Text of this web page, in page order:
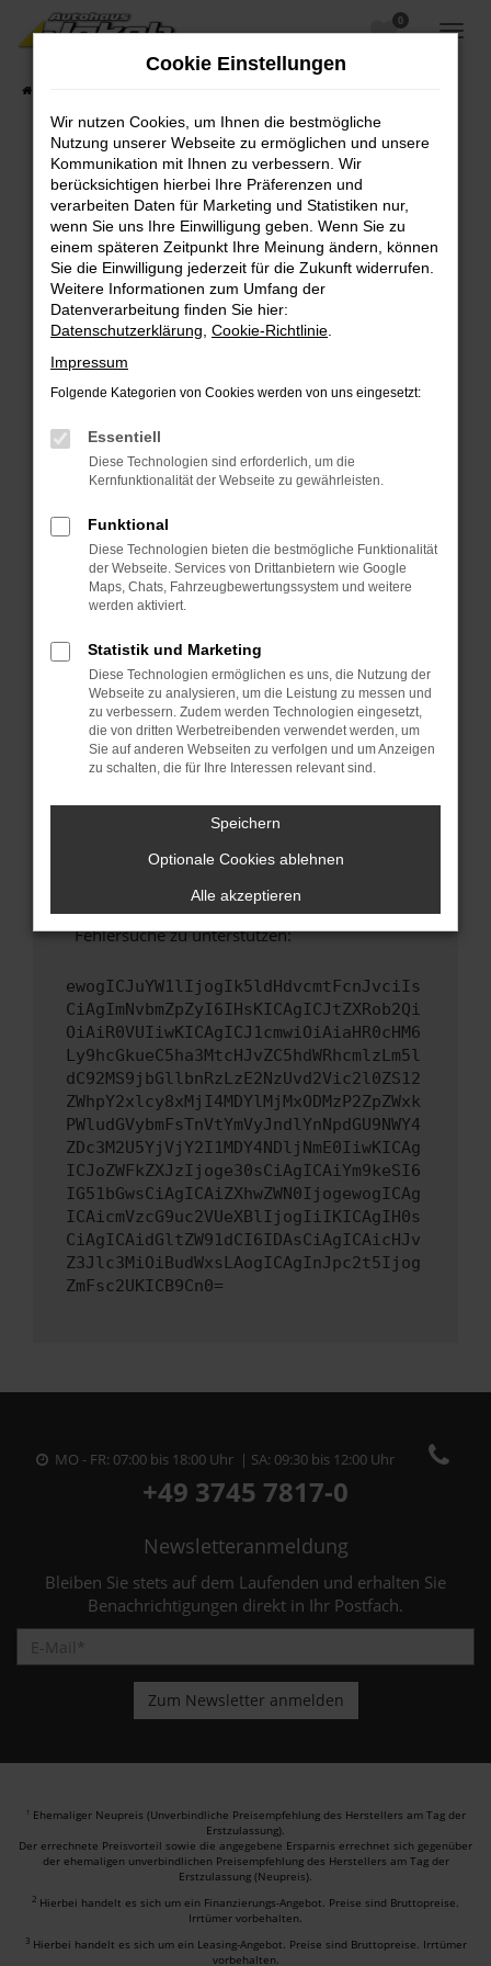
Zum
Hauptinhalt
0
Fehler: Network Error
Beim Laden ist ein Fehler aufgetreten.
Hier sind ein paar Tipps, die dir helfen können:
Überprüfe deine Firewall und deine
Internetverbindung.
Laden andere Webseiten, zum Beispiel deine
Suchmaschine?
Prüfe deine Browsererweiterungen.
Manche Erweiterungen, wie Werbeblocker,
können das Laden bestimmter Seiten
verhindern. Funktioniert die Seite in einem
Fenster?
Starte dein Gerät neu.
Das kann manchmal helfen, vorübergehende
Probleme zu beheben.
Betriebssystem auf dem neuesten Stand
sind.
Veraltete Software birgt nicht nur ein
Sicherheitsrisiko, sondern kann auch dazu
führen, dass bestimmte Funktionen nicht mehr
unterstützt werden.
Wende dich an den Webseitenbetreiber.
Wenn du alle oben genannten Schritte versucht
hast, kontaktiere uns bitte. Wir werden
versuchen, das Problem zu beheben. Du kannst
uns diesen Text schicken, um uns bei der
Fehlersuche zu unterstützen:
ewogICJuYW1lIjogIk5ldHdvcmtFcnJvciIs
CiAgImNvbmZpZyI6IHsKICAgICJtZXRob2Qi
OiAiR0VUIiwKICAgICJ1cmwiOiAiaHR0cHM6
Ly9hcGkueC5ha3MtcHJvZC5hdWRhcmlzLm5l
dC92MS9jbGllbnRzLzE2NzUvd2Vic2l0ZS12
ZWhpY2xlcy8xMjI4MDYlMjMxODMzP2ZpZWxk
PWludGVybmFsTnVtYmVyJndlYnNpdGU9NWY4
ZDc3M2U5YjVjY2I1MDY4NDljNmE0IiwKICAg
ICJoZWFkZXJzIjoge30sCiAgICAiYm9keSI6
IG51bGwsCiAgICAiZXhwZWN0IjogewogICAg
ICAicmVzcG9uc2VUeXBlIjogIiIKICAgIH0s
CiAgICAidGltZW91dCI6IDAsCiAgICAicHJv
Z3Jlc3MiOiBudWxsLAogICAgInJpc2t5Ijog
ZmFsc2UKICB9Cn0=
MO - FR: 07:00 bis 18:00 Uhr | SA: 09:30 bis 12:00 Uhr
+49 3745 7817-0
Newsletteranmeldung
Bleiben Sie stets auf dem Laufenden und erhalten Sie
Benachrichtigungen direkt in Ihr Postfach.
1 Ehemaliger Neupreis (Unverbindliche Preisempfehlung des Herstellers am Tag der
Erstzulassung).
Der errechnete Preisvorteil sowie die angegebene Ersparnis errechnet sich gegenüber
der ehemaligen unverbindlichen Preisempfehlung des Herstellers am Tag der
Erstzulassung (Neupreis).
2 Hierbei handelt es sich um ein Finanzierungs-Angebot. Preise sind Bruttopreise.
Irrtümer vorbehalten.
3 Hierbei handelt es sich um ein Leasing-Angebot. Preise sind Bruttopreise. Irrtümer
vorbehalten.
Cookie Einstellungen
Wir nutzen Cookies, um Ihnen die bestmögliche
Nutzung unserer Webseite zu ermöglichen und unsere
Kommunikation mit Ihnen zu verbessern. Wir
berücksichtigen hierbei Ihre Präferenzen und
verarbeiten Daten für Marketing und Statistiken nur,
wenn Sie uns Ihre Einwilligung geben. Wenn Sie zu
einem späteren Zeitpunkt Ihre Meinung ändern, können
Sie die Einwilligung jederzeit für die Zukunft widerrufen.
Weitere Informationen zum Umfang der
Datenverarbeitung finden Sie hier:
Datenschutzerklärung Cookie-Richtlinie
Impressum
Folgende Kategorien von Cookies werden von uns eingesetzt:
Essentiell
Diese Technologien sind erforderlich, um die
Kernfunktionalität der Webseite zu gewährleisten.
Funktional
Diese Technologien bieten die bestmögliche Funktionalität
der Webseite. Services von Drittanbietern wie Google
Maps, Chats, Fahrzeugbewertungssystem und weitere
werden aktiviert.
Statistik und Marketing
Diese Technologien ermöglichen es uns, die Nutzung der
Webseite zu analysieren, um die Leistung zu messen und
zu verbessern. Zudem werden Technologien eingesetzt,
die von dritten Werbetreibenden verwendet werden, um
Sie auf anderen Webseiten zu verfolgen und um Anzeigen
zu schalten, die für Ihre Interessen relevant sind.
Speichern
Optionale Cookies ablehnen
Alle akzeptieren